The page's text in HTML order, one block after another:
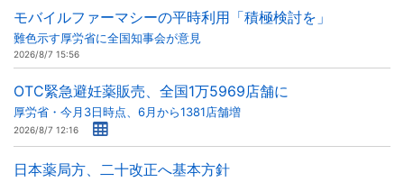
モバイルファーマシーの平時利用「積極検討を」
難色示す厚労省に全国知事会が意見
2026/8/7 15:56
OTC緊急避妊薬販売、全国1万5969店舗に
厚労省・今月3日時点、6月から1381店舗増
2026/8/7 12:16
日本薬局方、二十改正へ基本方針